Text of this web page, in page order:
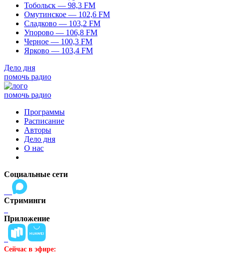
Тобольск — 98,3 FM
Омутинское — 102,6 FM
Сладково — 103,2 FM
Упорово — 106,8 FM
Черное — 100,3 FM
Ярково — 103,4 FM
Дело дня
помочь радио
помочь радио
Программы
Расписание
Авторы
Дело дня
О нас
Социальные сети
Стриминги
Приложение
Сейчас в эфире: